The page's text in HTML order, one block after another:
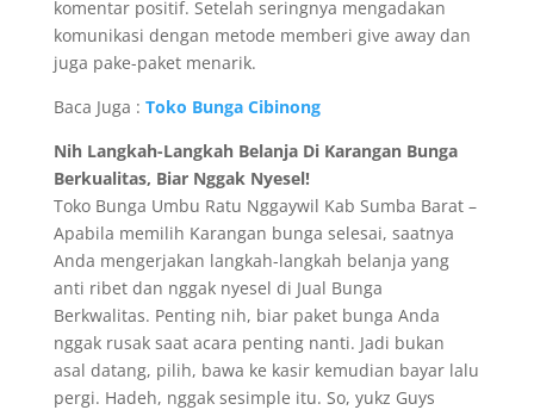
komentar positif. Setelah seringnya mengadakan
komunikasi dengan metode memberi give away dan
juga pake-paket menarik.
Baca Juga : Toko Bunga Cibinong
Nih Langkah-Langkah Belanja Di Karangan Bunga
Berkualitas, Biar Nggak Nyesel!
Toko Bunga Umbu Ratu Nggaywil Kab Sumba Barat –
Apabila memilih Karangan bunga selesai, saatnya
Anda mengerjakan langkah-langkah belanja yang
anti ribet dan nggak nyesel di Jual Bunga
Berkwalitas. Penting nih, biar paket bunga Anda
nggak rusak saat acara penting nanti. Jadi bukan
asal datang, pilih, bawa ke kasir kemudian bayar lalu
pergi. Hadeh, nggak sesimple itu. So, yukz Guys